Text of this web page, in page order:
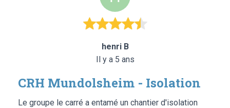
henri B
Il y a 5 ans
CRH Mundolsheim - Isolation
Le groupe le carré a entamé un chantier d'isolation